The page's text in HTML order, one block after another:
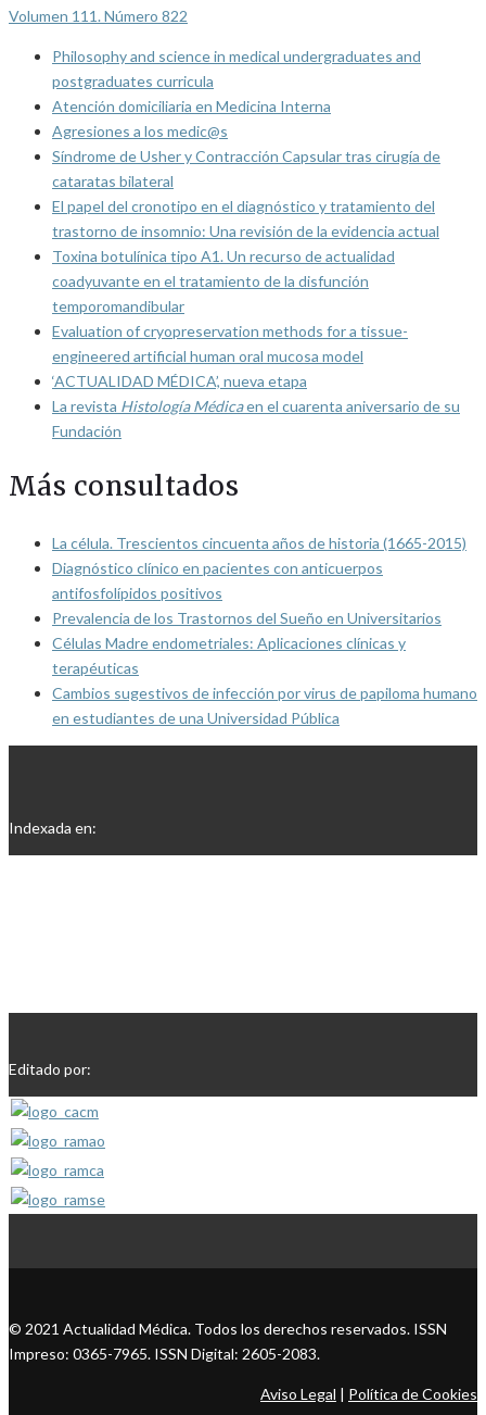
Volumen 111. Número 822
Philosophy and science in medical undergraduates and
postgraduates curricula
Atención domiciliaria en Medicina Interna
Agresiones a los medic@s
Síndrome de Usher y Contracción Capsular tras cirugía de
cataratas bilateral
El papel del cronotipo en el diagnóstico y tratamiento del
trastorno de insomnio: Una revisión de la evidencia actual
Toxina botulínica tipo A1. Un recurso de actualidad
coadyuvante en el tratamiento de la disfunción
temporomandibular
Evaluation of cryopreservation methods for a tissue-
engineered artificial human oral mucosa model
‘ACTUALIDAD MÉDICA’, nueva etapa
La revista Histología Médicaen el cuarenta aniversario de su
Fundación
Más consultados
La célula. Trescientos cincuenta años de historia (1665-2015)
Diagnóstico clínico en pacientes con anticuerpos
antifosfolípidos positivos
Prevalencia de los Trastornos del Sueño en Universitarios
Células Madre endometriales: Aplicaciones clínicas y
terapéuticas
Cambios sugestivos de infección por virus de papiloma humano
en estudiantes de una Universidad Pública
Indexada en:
Editado por:
© 2021 Actualidad Médica. Todos los derechos reservados. ISSN
Impreso: 0365-7965. ISSN Digital: 2605-2083.
Aviso Legal | Política de Cookies